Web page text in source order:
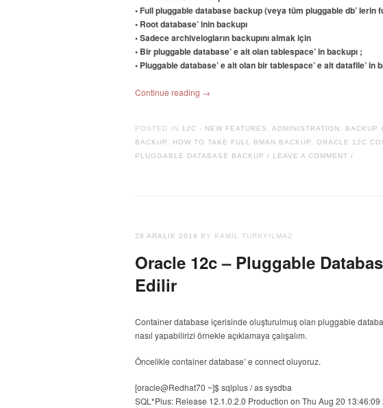
• Full pluggable database backup (veya tüm pluggable db’ lerin
• Root database’ inin backupı
• Sadece archivelogların backupını almak için
• Bir pluggable database’ e ait olan tablespace’ in backupı ;
• Pluggable database’ e ait olan bir tablespace’ e ait datafile’ in
Continue reading →
POSTED IN 12C - NEW FEATURES ADMINISTRATION BACKUP
BACKUP
HOW TO TAKE FULL RMAN BACKUP ORACLE 12C
PLUGGABLE DATABASE BACKUP / LEAVE A COMMENT /
28 ARALIK 2016 BY KAMIL TURKYILMAZ
Oracle 12c – Pluggable
Edilir
Container database içerisinde oluşturulmuş olan pluggable
nasıl yapabilirizi örnekle açıklamaya çalışalım.
Öncelikle container database’ e connect oluyoruz.
[oracle@Redhat70 ~]$ sqlplus / as sysdba
SQL*Plus: Release 12.1.0.2.0 Production on Thu Aug 20 13:46:09